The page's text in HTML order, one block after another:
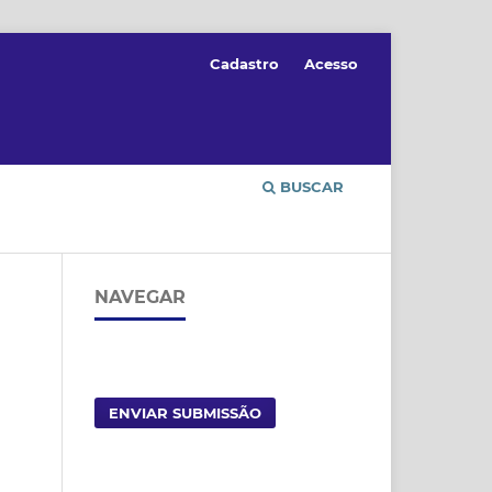
BUSCAR
Cadastro Acesso
NAVEGAR
ENVIAR SUBMISSÃO